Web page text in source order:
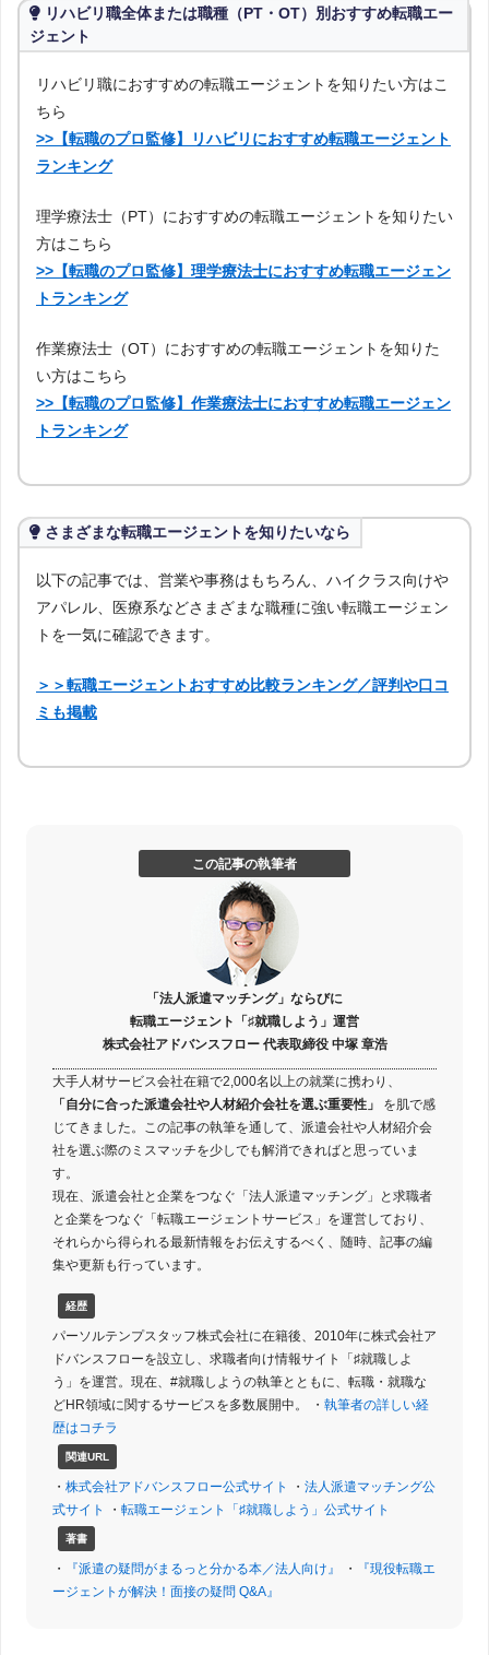
リハビリ職全体または職種（PT・OT）別おすすめ転職エー
ジェント
リハビリ職におすすめの転職エージェントを知りたい方はこ
ちら
>>【転職のプロ監修】リハビリにおすすめ転職エージェント
ランキング
理学療法士（PT）におすすめの転職エージェントを知りたい
方はこちら
>>【転職のプロ監修】理学療法士におすすめ転職エージェン
トランキング
作業療法士（OT）におすすめの転職エージェントを知りた
い方はこちら
>>【転職のプロ監修】作業療法士におすすめ転職エージェン
トランキング
さまざまな転職エージェントを知りたいなら
以下の記事では、営業や事務はもちろん、ハイクラス向けや
アパレル、医療系などさまざまな職種に強い転職エージェン
トを一気に確認できます。
＞＞転職エージェントおすすめ比較ランキング／評判や口コ
ミも掲載
この記事の執筆者
「法人派遣マッチング」ならびに
転職エージェント「♯就職しよう」運営
株式会社アドバンスフロー 代表取締役 中塚 章浩
大手人材サービス会社在籍で2,000名以上の就業に携わり、
「自分に合った派遣会社や人材紹介会社を選ぶ重要性」
を肌で感
じてきました。この記事の執筆を通して、派遣会社や人材紹介会
社を選ぶ際のミスマッチを少しでも解消できればと思っていま
す。
現在、派遣会社と企業をつなぐ「法人派遣マッチング」と求職者
と企業をつなぐ「転職エージェントサービス」を運営しており、
それらから得られる最新情報をお伝えするべく、随時、記事の編
集や更新も行っています。
経歴
パーソルテンプスタッフ株式会社に在籍後、2010年に株式会社ア
ドバンスフローを設立し、求職者向け情報サイト「♯就職しよ
う」を運営。現在、#就職しようの執筆とともに、転職・就職な
どHR領域に関するサービスを多数展開中。 ・ 執筆者の詳しい経
歴はコチラ
関連URL
・ 株式会社アドバンスフロー公式サイト ・ 法人派遣マッチング公
式サイト
・ 転職エージェント「♯就職しよう」公式サイト
著書
・ 『派遣の疑問がまるっと分かる本／法人向け』 ・
『現役転職エ
ージェントが解決！面接の疑問 Q&A』